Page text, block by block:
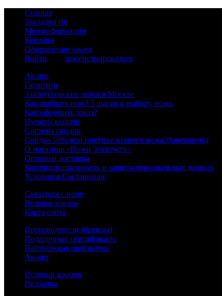
Главная
Закладки (0)
Моя информация
Корзина
Оформление заказа
Войти
зарегистрироваться
Акции
Гарантии
Златоустовские ножи в Москве
Как выбрать нож? 5 шагов к выбору ножа.
Как оформить заказ?
Пункты выдачи
Система скидок
Скидка 50% при покупке второго ножа (Завершено)
О магазине «Ножи Златоуста»
Оплата и доставка
Конфиденциальность и защита персональных данных
Условия и Соглашения
Связаться с нами
Возврат товара
Карта сайта
Производители (бренды)
Подарочные сертификаты
Партнёрская программа
Акции
История заказов
Рассылка